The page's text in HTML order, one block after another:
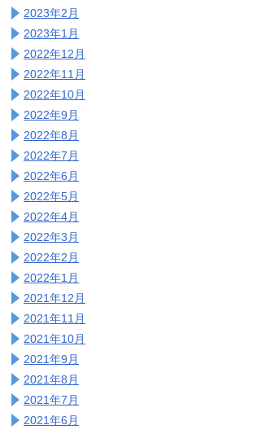
2023年2月
2023年1月
2022年12月
2022年11月
2022年10月
2022年9月
2022年8月
2022年7月
2022年6月
2022年5月
2022年4月
2022年3月
2022年2月
2022年1月
2021年12月
2021年11月
2021年10月
2021年9月
2021年8月
2021年7月
2021年6月